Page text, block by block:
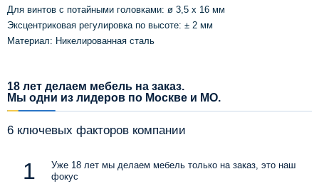
Для винтов с потайными головками: ø 3,5 x 16 мм
Эксцентриковая регулировка по высоте: ± 2 мм
Материал: Никелированная сталь
18 лет делаем мебель на заказ.
Мы одни из лидеров по Москве и МО.
6 ключевых факторов компании
Уже 18 лет мы делаем мебель только на заказ, это наш
фокус